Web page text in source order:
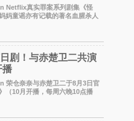
妈童谣亦有记载的著名血腥杀人
本季由艾拉·比蒂饰
剧！与赤楚卫二共演
播
（10月开播，每周六晚10点播
了N》之后，暌违12年再度担